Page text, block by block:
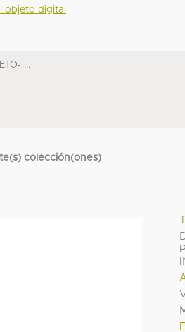
objeto digital
...
colección(ones)